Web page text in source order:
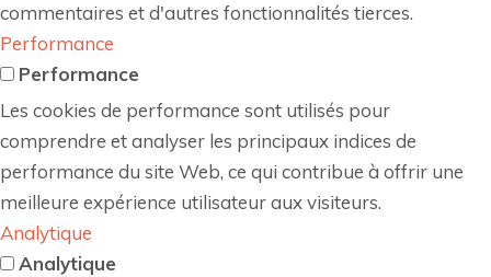
commentaires et d'autres fonctionnalités tierces.
Performance
Performance
Les cookies de performance sont utilisés pour
comprendre et analyser les principaux indices de
performance du site Web, ce qui contribue à offrir une
meilleure expérience utilisateur aux visiteurs.
Analytique
Analytique